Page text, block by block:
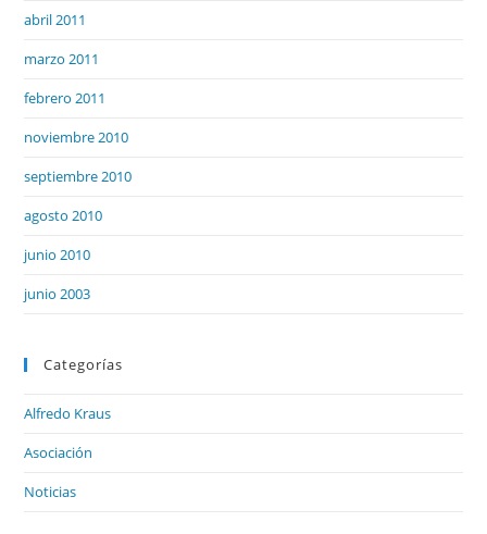
abril 2011
marzo 2011
febrero 2011
noviembre 2010
septiembre 2010
agosto 2010
junio 2010
junio 2003
Categorías
Alfredo Kraus
Asociación
Noticias